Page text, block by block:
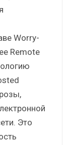
Worry-
Remote
Это